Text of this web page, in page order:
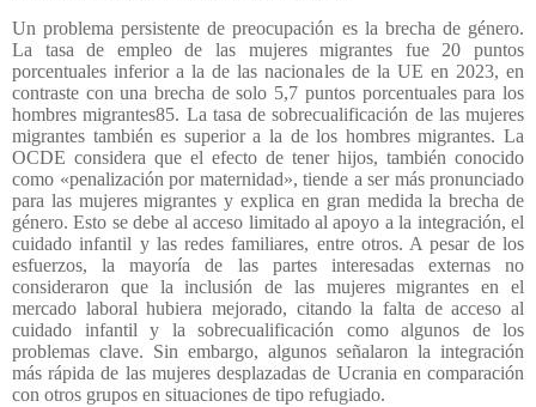
Un problema persistente de preocupación es la brecha de género.
La tasa de empleo de las mujeres migrantes fue 20 puntos
porcentuales inferior a la de las nacionales de la UE en 2023, en
contraste con una brecha de solo 5,7 puntos porcentuales para los
hombres migrantes85. La tasa de sobrecualificación de las mujeres
migrantes también es superior a la de los hombres migrantes. La
OCDE considera que el efecto de tener hijos, también conocido
como «penalización por maternidad», tiende a ser más pronunciado
para las mujeres migrantes y explica en gran medida la brecha de
género. Esto se debe al acceso limitado al apoyo a la integración, el
cuidado infantil y las redes familiares, entre otros. A pesar de los
esfuerzos, la mayoría de las partes interesadas externas no
consideraron que la inclusión de las mujeres migrantes en el
mercado laboral hubiera mejorado, citando la falta de acceso al
cuidado infantil y la sobrecualificación como algunos de los
problemas clave. Sin embargo, algunos señalaron la integración
más rápida de las mujeres desplazadas de Ucrania en comparación
con otros grupos en situaciones de tipo refugiado.